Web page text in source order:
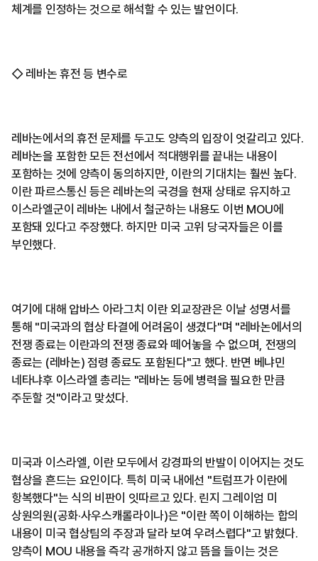
체계를 인정하는 것으로 해석할 수 있는 발언이다.
◇ 레바논 휴전 등 변수로
레바논에서의 휴전 문제를 두고도 양측의 입장이 엇갈리고 있다.
레바논을 포함한 모든 전선에서 적대행위를 끝내는 내용이
포함하는 것에 양측이 동의하지만, 이란의 기대치는 훨씬 높다.
이란 파르스통신 등은 레바논의 국경을 현재 상태로 유지하고
이스라엘군이 레바논 내에서 철군하는 내용도 이번 MOU에
포함돼 있다고 주장했다. 하지만 미국 고위 당국자들은 이를
부인했다.
여기에 대해 압바스 아라그치 이란 외교장관은 이날 성명서를
통해 "미국과의 협상 타결에 어려움이 생겼다"며 "레바논에서의
전쟁 종료는 이란과의 전쟁 종료와 떼어놓을 수 없으며, 전쟁의
종료는 (레바논) 점령 종료도 포함된다"고 했다. 반면 베냐민
네타냐후 이스라엘 총리는 "레바논 등에 병력을 필요한 만큼
주둔할 것"이라고 맞섰다.
미국과 이스라엘, 이란 모두에서 강경파의 반발이 이어지는 것도
협상을 흔드는 요인이다. 특히 미국 내에선 "트럼프가 이란에
항복했다"는 식의 비판이 잇따르고 있다. 린지 그레이엄 미
상원의원(공화·사우스캐롤라이나)은 "이란 쪽이 이해하는 합의
내용이 미국 협상팀의 주장과 달라 보여 우려스렵다"고 밝혔다.
양측이 MOU 내용을 즉각 공개하지 않고 뜸을 들이는 것은